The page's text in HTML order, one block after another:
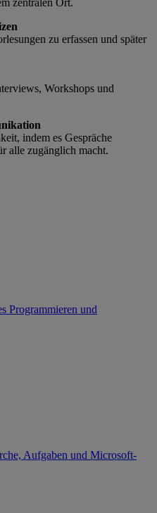
zentralen Ort.
zu erfassen und später
Workshops und
indem es Gespräche
alle zugänglich macht.
Programmieren und
Aufgaben und Microsoft-